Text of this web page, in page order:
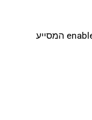
באתר זה מוטמע תוסף הנגישות enable המסייע